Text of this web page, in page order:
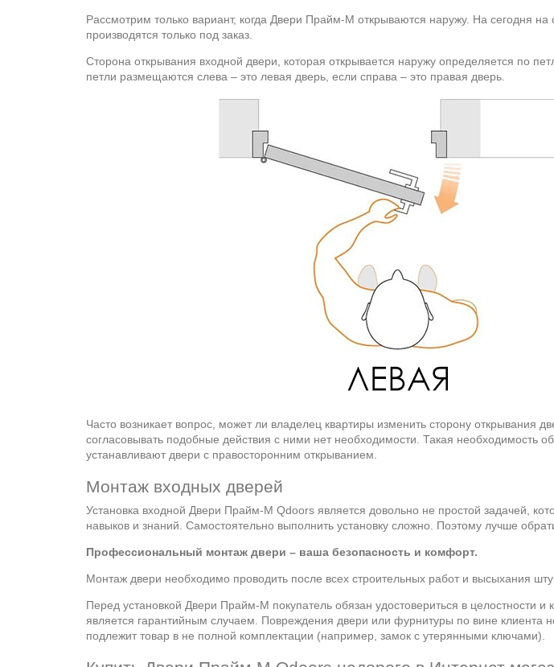
Рассмотрим только вариант, когда Двери Прайм-М открываются наружу. На сегодня
производятся только под заказ.
Сторона открывания входной двери, которая открывается наружу определяется по
петли размещаются слева – это левая дверь, если справа – это правая дверь.
Часто возникает вопрос, может ли владелец квартиры изменить сторону открывания
согласовывать подобные действия с ними нет необходимости. Такая необходимость
устанавливают двери с правосторонним открыванием.
Монтаж входных дверей
Установка входной Двери Прайм-М Qdoors является довольно не простой задачей,
навыков и знаний. Самостоятельно выполнить установку сложно. Поэтому лучше
Профессиональный монтаж двери – ваша безопасность и комфорт.
Монтаж двери необходимо проводить после всех строительных работ и высыхания
Перед установкой Двери Прайм-М покупатель обязан удостовериться в целостности
является гарантийным случаем. Повреждения двери или фурнитуры по вине клиента
подлежит товар в не полной комплектации (например, замок с утерянными ключами).